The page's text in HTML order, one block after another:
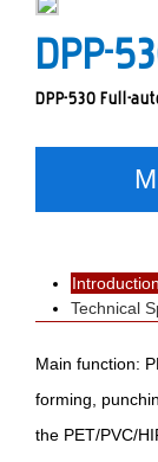
DPP-
DPP-530 Full-
Introduction
Technical
Main function:
forming,
the PET/PVC/